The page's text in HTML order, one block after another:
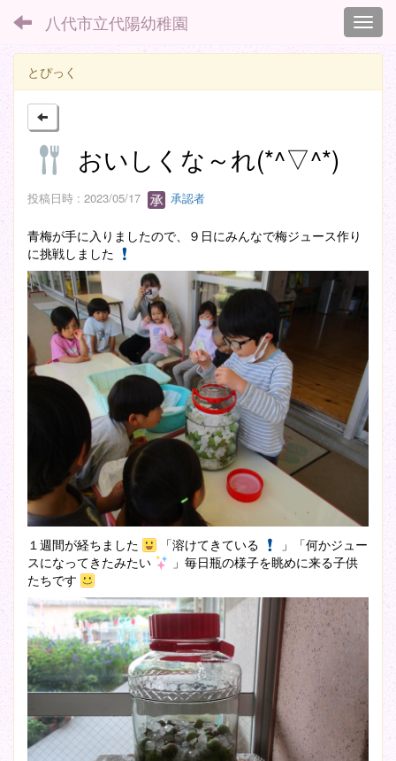
八代市立代陽幼稚園
とぴっく
おいしくな～れ(*^▽^*)
投稿日時 : 2023/05/17 承認者
青梅が手に入りましたので、９日にみんなで梅ジュース作り
に挑戦しました
１週間が経ちました 「溶けてきている
」「何かジュー
スになってきたみたい
」毎日瓶の様子を眺めに来る子供
たちです